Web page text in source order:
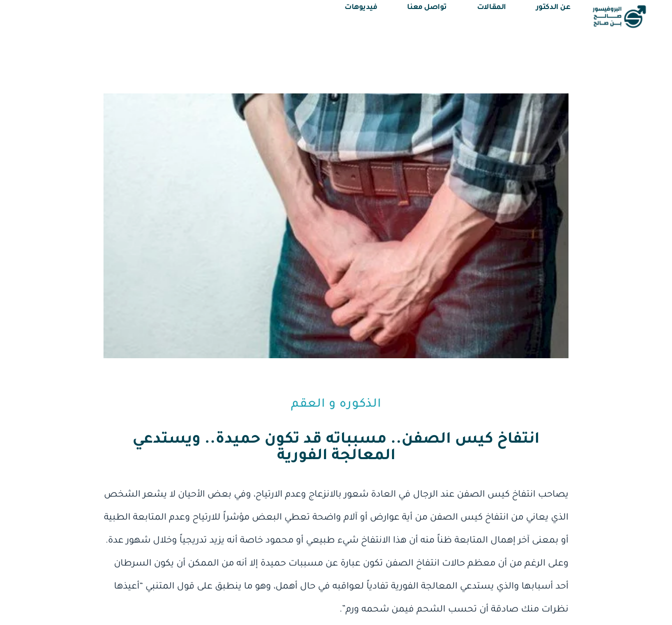
عن الدكتور المقالات تواصل معنا فيديوهات
الذكوره و العقم⁩
انتفاخ كيس الصفن.. مسبباته قد تكون حميدة.. ويستدعي
المعالجة الفورية
يصاحب انتفاخ كيس الصفن عند الرجال في العادة شعور بالانزعاج وعدم الارتياح، وفي بعض الأحيان لا يشعر الشخص
الذي يعاني من انتفاخ كيس الصفن من أية عوارض أو آلام واضحة تعطي البعض مؤشراً للارتياح وعدم المتابعة الطبية
أو بمعنى آخر إهمال المتابعة ظناً منه أن هذا الانتفاخ شيء طبيعي أو محمود خاصة أنه يزيد تدريجياً وخلال شهور عدة.
وعلى الرغم من أن معظم حالات انتفاخ الصفن تكون عبارة عن مسببات حميدة إلا أنه من الممكن أن يكون السرطان
أحد أسبابها والذي يستدعي المعالجة الفورية تفادياً لعواقبه في حال أهمل، وهو ما ينطبق على قول المتنبي “أعيذها
نظرات منك صادقة أن تحسب الشحم فيمن شحمه ورم”.